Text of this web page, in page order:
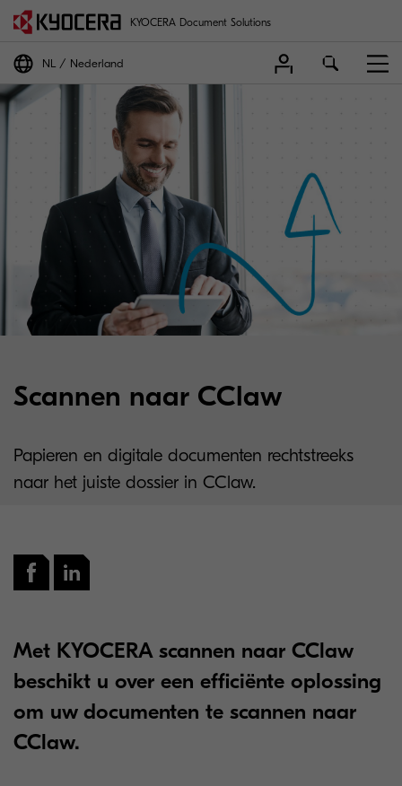
KYOCERA Document Solutions
NL Nederland
Scannen naar CClaw
Papieren en digitale documenten rechtstreeks
naar het juiste dossier in CClaw.
Met KYOCERA scannen naar CClaw
beschikt u over een efficiënte oplossing
om uw documenten te scannen naar
CClaw.